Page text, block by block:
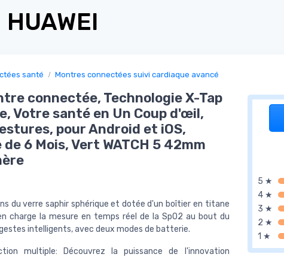
HUAWEI
santé Montres connectées suivi cardiaque avancé
5 ★
4 ★
3 ★
2 ★
1 ★
connectée, Technologie X-Tap
Votre santé en Un Coup d'œil,
pour Android et iOS,
6 Mois, Vert WATCH 5 42mm
du verre saphir sphérique et dotée d'un boîtier en titane
charge la mesure en temps réel de la SpO2 au bout du
intelligents, avec deux modes de batterie.
multiple: Découvrez la puissance de l'innovation